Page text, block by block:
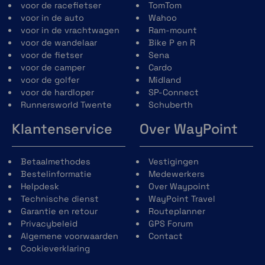
comfort biedt. Maar er zijn natuurlijk altijd
uitzondering. Een compromis is voor
Schuberth niet goed. Dankzij Schuberth
Individual Program kan de binnenvoering van
je helm aangepast worden. Je kunt dikkere
kussens kiezen voor extra opvulling op
verschillende plekken (aanpassing is
mogelijk voor de maten M/L/XL)
Veiligheid eerst
Veiligheid is de basis voor ieder product die
Scuberth ontwikkeld. DeSchuberth
E2beschikt over deP/J dubbele
homologatie
voor de racefietser
voor in de auto
voor in de vrachtwagen
voor de wandelaar
voor de fietser
voor de camper
voor de golfer
voor de hardloper
Runnersworld Twente
TomTom
Wahoo
Ram-mount
Bike P en R
Sena
Cardo
Midland
SP-Connect
Schuberth
Klantenservice
Betaalmethodes
Bestelinformatie
Helpdesk
Technische dienst
Garantie en retour
Privacybeleid
Algemene voorwaarden
Cookieverklaring
Over WayPoint
Vestigingen
Medewerkers
Over Waypoint
WayPoint Travel
Routeplanner
GPS Forum
Contact